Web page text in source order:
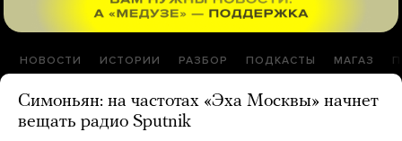
НОВОСТИ ИСТОРИИ РАЗБОР ПОДКАСТЫ МАГАЗ
Симоньян: на частотах «Эха Москвы» начнет
вещать радио Sputnik